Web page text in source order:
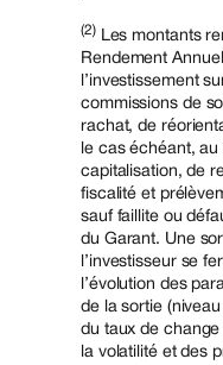
(2)Les montants
Rendement
l’investissement
commissions de
rachat, de
le cas échéant,
capitalisation, de
fiscalité et
sauf faillite ou
du Garant. Une
l’investisseur se
l’évolution des
de la sortie
du taux de change
la volatilité et des